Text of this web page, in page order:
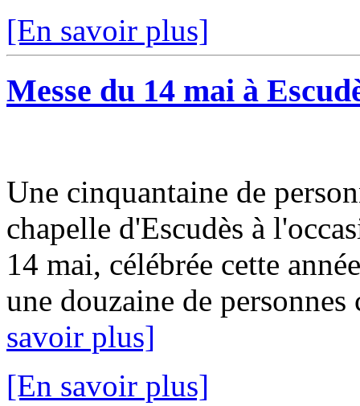
[En savoir plus]
Messe du 14 mai à
Une cinquantaine de
chapelle d'Escudès à
14 mai, célébrée cette
une douzaine de
savoir plus]
[En savoir plus]